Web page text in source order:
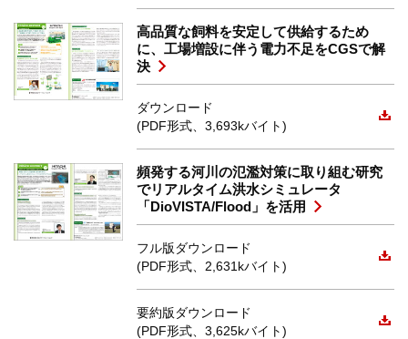
高品質な飼料を安定して供給するため
に、工場増設に伴う電力不足をCGSで解
決
ダウンロード
(PDF形式、3,693kバイト)
頻発する河川の氾濫対策に取り組む研究
でリアルタイム洪水シミュレータ
「DioVISTA/Flood」を活用
フル版ダウンロード
(PDF形式、2,631kバイト)
要約版ダウンロード
(PDF形式、3,625kバイト)